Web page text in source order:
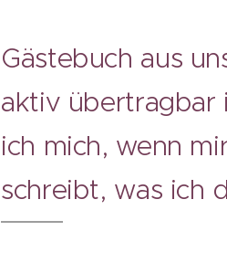
Gästebuch aus
aktiv übertragbar
ich mich, wenn
schreibt, was ich